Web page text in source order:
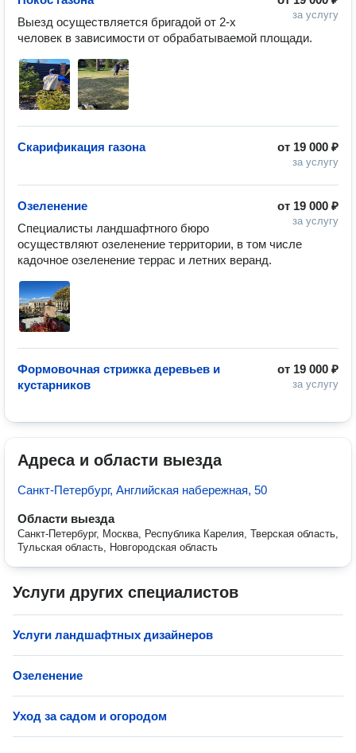
за услугу
Выезд осуществляется бригадой от 2-х
человек в зависимости от обрабатываемой площади.
от 19 000 ₽
за услугу
Скарификация газона
от 19 000 ₽
за услугу
Озеленение
Специалисты ландшафтного бюро
осуществляют озеленение территории, в том числе
кадочное озеленение террас и летних веранд.
от 19 000 ₽
за услугу
Формовочная стрижка деревьев и
кустарников
Адреса и области выезда
Санкт-Петербург, Английская набережная, 50
Области выезда
Санкт-Петербург, Москва, Республика Карелия, Тверская область,
Тульская область, Новгородская область
Услуги других специалистов
Услуги ландшафтных дизайнеров
Озеленение
Уход за садом и огородом